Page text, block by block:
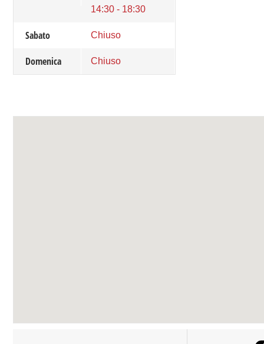
14:30 - 18:30
Sabato Chiuso
Domenica Chiuso